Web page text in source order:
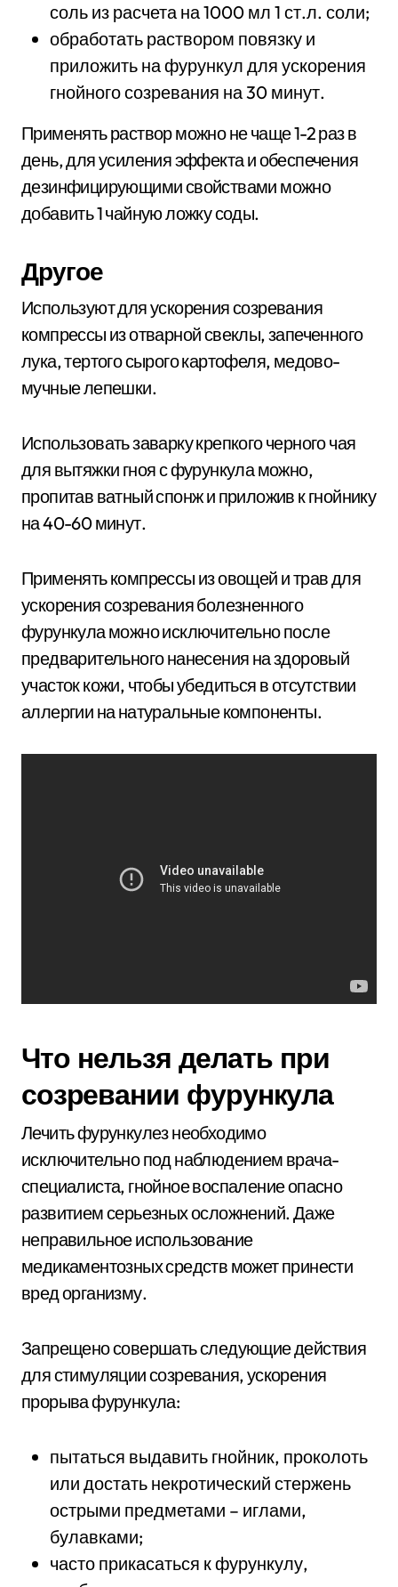
соль из расчета на 1000 мл 1 ст.л. соли;
обработать раствором повязку и
приложить на фурункул для ускорения
гнойного созревания на 30 минут.
Применять раствор можно не чаще 1-2 раз в
день, для усиления эффекта и обеспечения
дезинфицирующими свойствами можно
добавить 1 чайную ложку соды.
Другое
Используют для ускорения созревания
компрессы из отварной свеклы, запеченного
лука, тертого сырого картофеля, медово-
мучные лепешки.
Использовать заварку крепкого черного чая
для вытяжки гноя с фурункула можно,
пропитав ватный спонж и приложив к гнойнику
на 40-60 минут.
Применять компрессы из овощей и трав для
ускорения созревания болезненного
фурункула можно исключительно после
предварительного нанесения на здоровый
участок кожи, чтобы убедиться в отсутствии
аллергии на натуральные компоненты.
Что нельзя делать при
созревании фурункула
Лечить фурункулез необходимо
исключительно под наблюдением врача-
специалиста, гнойное воспаление опасно
развитием серьезных осложнений. Даже
неправильное использование
медикаментозных средств может принести
вред организму.
Запрещено совершать следующие действия
для стимуляции созревания, ускорения
прорыва фурункула:
пытаться выдавить гнойник, проколоть
или достать некротический стержень
острыми предметами – иглами,
булавками;
часто прикасаться к фурункулу,